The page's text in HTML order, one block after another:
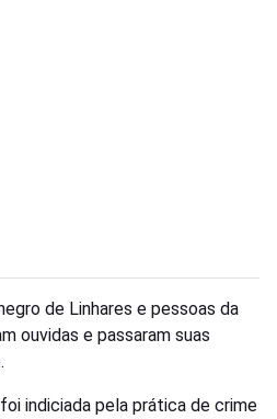
de Linhares e pessoas da
ouvidas e passaram suas
indiciada pela prática de crime